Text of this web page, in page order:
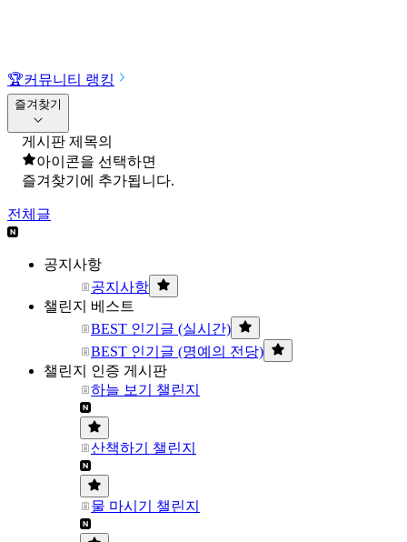
🏆커뮤니티 랭킹
즐겨찾기
게시판 제목의
아이콘을 선택하면
즐겨찾기에 추가됩니다.
전체글
공지사항
공지사항
챌린지 베스트
BEST 인기글 (실시간)
BEST 인기글 (명예의 전당)
챌린지 인증 게시판
하늘 보기 챌린지
산책하기 챌린지
물 마시기 챌린지